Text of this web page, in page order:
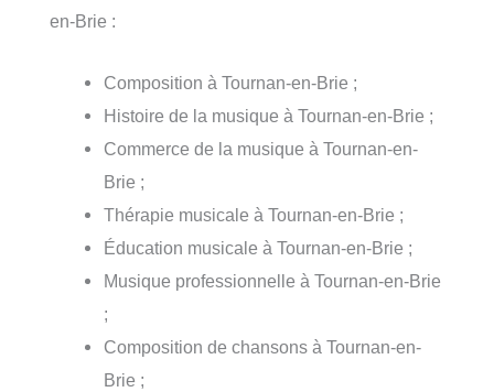
en-Brie :
Composition à Tournan-en-Brie ;
Histoire de la musique à Tournan-en-Brie ;
Commerce de la musique à Tournan-en-
Brie ;
Thérapie musicale à Tournan-en-Brie ;
Éducation musicale à Tournan-en-Brie ;
Musique professionnelle à Tournan-en-Brie
;
Composition de chansons à Tournan-en-
Brie ;